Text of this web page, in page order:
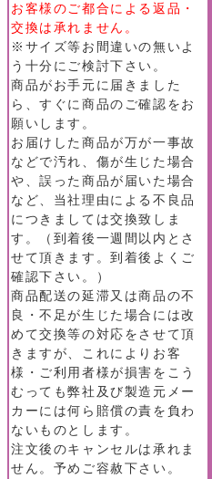
お客様のご都合による返品・
交換は承れません。
※サイズ等お間違いの無いよ
う十分にご検討下さい。
商品がお手元に届きました
ら、すぐに商品のご確認をお
願いします。
お届けした商品が万が一事故
などで汚れ、傷が生じた場合
や、誤った商品が届いた場合
など、当社理由による不良品
につきましては交換致しま
す。（到着後一週間以内とさ
せて頂きます。到着後よくご
確認下さい。）
商品配送の延滞又は商品の不
良・不足が生じた場合には改
めて交換等の対応をさせて頂
きますが、これによりお客
様・ご利用者様が損害をこう
むっても弊社及び製造元メー
カーには何ら賠償の責を負わ
ないものとします。
注文後のキャンセルは承れま
せん。予めご容赦下さい。